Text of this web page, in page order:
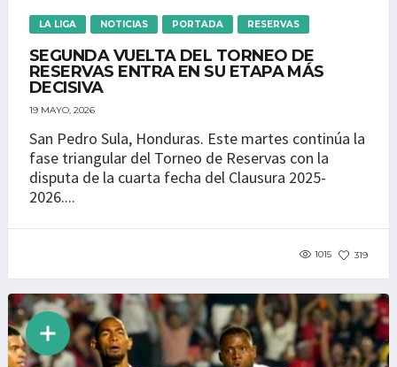
LA LIGA NOTICIAS PORTADA RESERVAS
SEGUNDA VUELTA DEL TORNEO DE
RESERVAS ENTRA EN SU ETAPA MÁS
DECISIVA
19 MAYO, 2026
San Pedro Sula, Honduras. Este martes continúa la
fase triangular del Torneo de Reservas con la
disputa de la cuarta fecha del Clausura 2025-
2026....
1015 319